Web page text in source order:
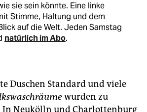
sie sein könnte. Eine linke
Stimme, Haltung und dem
auf die Welt. Jeden Samstag
natürlich im Abo.
Duschen Standard und viele
wurden zu
In Neukölln und Charlottenburg